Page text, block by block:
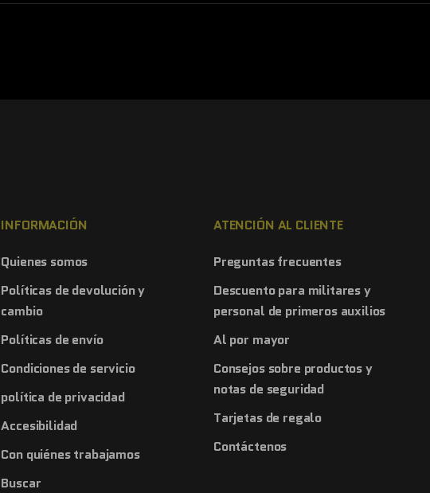
INFORMACIÓN
Quienes somos
Políticas de devolución y
cambio
Políticas de envío
Condiciones de servicio
política de privacidad
Accesibilidad
Con quiénes trabajamos
Buscar
ATENCIÓN AL CLIENTE
Preguntas frecuentes
Descuento para militares y
personal de primeros auxilios
Al por mayor
Consejos sobre productos y
notas de seguridad
Tarjetas de regalo
Contáctenos